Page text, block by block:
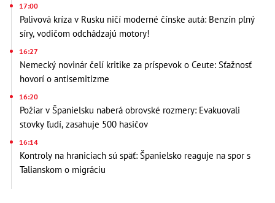
17:00
Palivová kríza v Rusku ničí moderné čínske autá: Benzín plný
síry, vodičom odchádzajú motory!
16:27
Nemecký novinár čelí kritike za príspevok o Ceute: Sťažnosť
hovorí o antisemitizme
16:20
Požiar v Španielsku naberá obrovské rozmery: Evakuovali
stovky ľudí, zasahuje 500 hasičov
16:14
Kontroly na hraniciach sú späť: Španielsko reaguje na spor s
Talianskom o migráciu